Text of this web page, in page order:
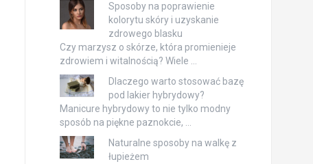
Sposoby na poprawienie
kolorytu skóry i uzyskanie
zdrowego blasku
Czy marzysz o skórze, która promienieje
zdrowiem i witalnością? Wiele …
Dlaczego warto stosować bazę
pod lakier hybrydowy?
Manicure hybrydowy to nie tylko modny
sposób na piękne paznokcie, …
Naturalne sposoby na walkę z
łupieżem